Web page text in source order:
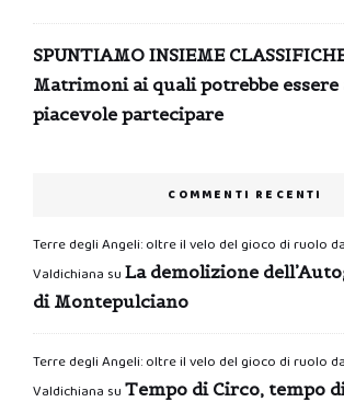
SPUNTIAMO INSIEME
Matrimoni ai quali potrebbe essere
piacevole partecipare
COMMENTI RECENTI
Terre degli Angeli: oltre il velo del gioco di ruolo
Valdichiana su La demolizione
di Montepulciano
Terre degli Angeli: oltre il velo del gioco di ruolo
Valdichiana su Tempo di Circo, tempo